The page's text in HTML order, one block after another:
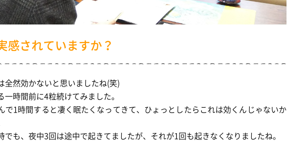
感されていますか？
全然効かないと思いましたね(笑)
一時間前に4粒続けてみました。
で1時間すると凄く眠たくなってきて、ひょっとしたらこれは効くんじゃないか
でも、夜中3回は途中で起きてましたが、それが1回も起きなくなりましたね。